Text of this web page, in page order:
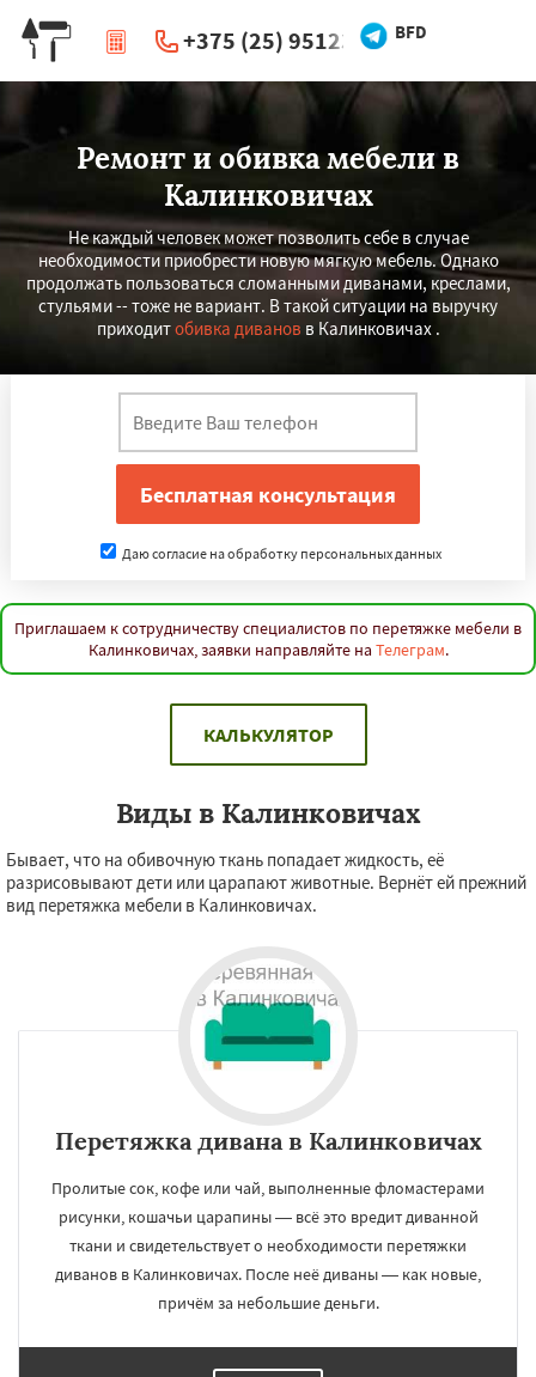
BFD
+375 (25) 951234
| Перезвоните мне
Ремонт и обивка мебели в
Калинковичах
Не каждый человек может позволить себе в случае
необходимости приобрести новую мягкую мебель. Однако
продолжать пользоваться сломанными диванами, креслами,
стульями -- тоже не вариант. В такой ситуации на выручку
приходитобивка диванов в Калинковичах .
Даю согласие на обработку персональных данных
Приглашаем к сотрудничеству специалистов по перетяжке мебели в
Калинковичах, заявки направляйте на Телеграм.
КАЛЬКУЛЯТОР
Виды в Калинковичах
Бывает, что на обивочную ткань попадает жидкость, её
разрисовывают дети или царапают животные. Вернёт ей прежний
вид перетяжка мебели в Калинковичах.
Перетяжка дивана в Калинковичах
Пролитые сок, кофе или чай, выполненные фломастерами
рисунки, кошачьи царапины — всё это вредит диванной
ткани и свидетельствует о необходимости перетяжки
диванов в Калинковичах. После неё диваны — как новые,
причём за небольшие деньги.